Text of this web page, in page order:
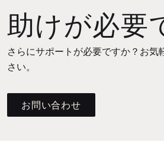
助けが必要
さらにサポートが必要ですか？お気
さい。
お問い合わせ